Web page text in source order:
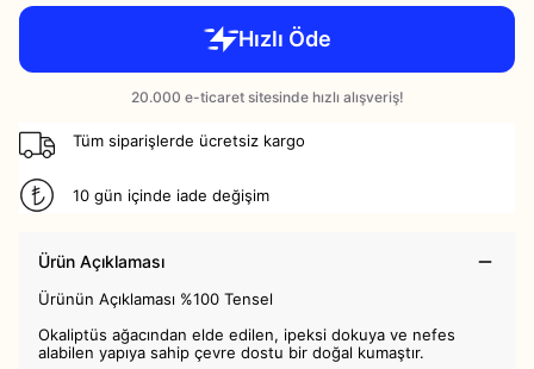
Tüm siparişlerde ücretsiz kargo
10 gün içinde iade değişim
Ürün Açıklaması
Ürünün Açıklaması %100 Tensel
Okaliptüs ağacından elde edilen, ipeksi dokuya ve nefes
alabilen yapıya sahip çevre dostu bir doğal kumaştır.